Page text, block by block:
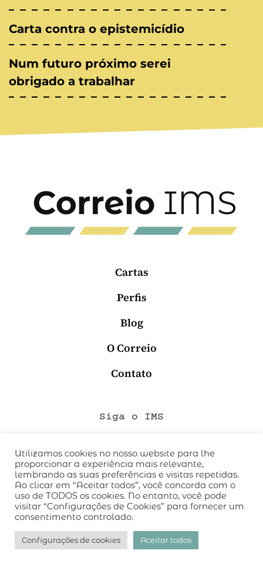
Carta contra o epistemicídio
Num futuro próximo serei
obrigado a trabalhar
Cartas
Perfis
Blog
O Correio
Contato
Siga o IMS
QUEM SOMOS
CÓDIGO DE CONDUTA
POLÍTICA DE PRIVACIDADE
TERMOS DE USO
desenvolvido pelo
Utilizamos cookies no nosso website para lhe
proporcionar a experiência mais relevante,
lembrando as suas preferências e visitas repetidas.
Ao clicar em “Aceitar todos”, você concorda com o
uso de TODOS os cookies. No entanto, você pode
visitar “Configurações de Cookies” para fornecer um
consentimento controlado.
Configurações de cookies Aceitar todos